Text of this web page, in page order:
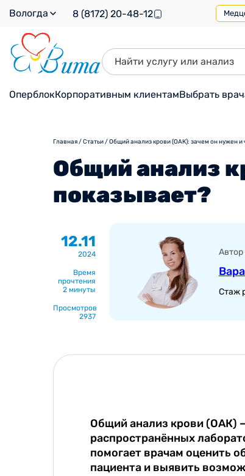
Вологда 8 (8172) 20-48-12
ОперблокКорпоративным клиентамВыбрать
Главная/Статьи/Общий анализ крови (ОАК): зачем он нужен и
Общий анализ
показывает?
12.11
2024
Время
прочтения
2 минуты
Просмотров
2937
Автор
Стаж
Общий анализ крови (ОАК)
распространённых
помогает врачам оценить
пациента и выявить